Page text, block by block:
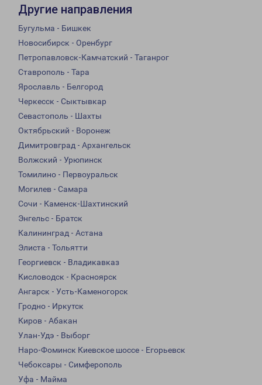
Другие направления
Бугульма - Бишкек
Новосибирск - Оренбург
Петропавловск-Камчатский - Таганрог
Ставрополь - Тара
Ярославль - Белгород
Черкесск - Сыктывкар
Севастополь - Шахты
Октябрьский - Воронеж
Димитровград - Архангельск
Волжский - Урюпинск
Томилино - Первоуральск
Могилев - Самара
Сочи - Каменск-Шахтинский
Энгельс - Братск
Калининград - Астана
Элиста - Тольятти
Георгиевск - Владикавказ
Кисловодск - Красноярск
Ангарск - Усть-Каменогорск
Гродно - Иркутск
Киров - Абакан
Улан-Удэ - Выборг
Наро-Фоминск Киевское шоссе - Егорьевск
Чебоксары - Симферополь
Уфа - Майма